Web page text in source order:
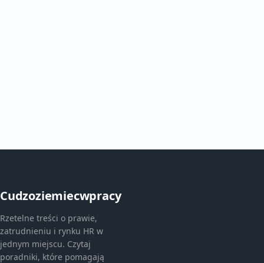
Cudzoziemiecwpracy
Rzetelne treści o prawie,
zatrudnieniu i rynku HR w
jednym miejscu. Czytaj
poradniki, które pomagają